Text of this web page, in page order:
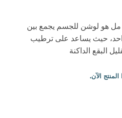
ديرما اكتيف بادي ميلك 200 مل هو لوشن للجسم يجمع بين
حيث يساعد على ترطيب
البقع الداكنة